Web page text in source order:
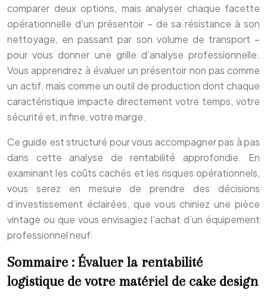
comparer deux options, mais analyser chaque facette
opérationnelle d’un présentoir – de sa résistance à son
nettoyage, en passant par son volume de transport –
pour vous donner une grille d’analyse professionnelle.
Vous apprendrez à évaluer un présentoir non pas comme
un actif, mais comme un outil de production dont chaque
caractéristique impacte directement votre temps, votre
sécurité et, in fine, votre marge.
Ce guide est structuré pour vous accompagner pas à pas
dans cette analyse de rentabilité approfondie. En
examinant les coûts cachés et les risques opérationnels,
vous serez en mesure de prendre des décisions
d’investissement éclairées, que vous chiniez une pièce
vintage ou que vous envisagiez l’achat d’un équipement
professionnel neuf.
Sommaire : Évaluer la rentabilité
logistique de votre matériel de cake design